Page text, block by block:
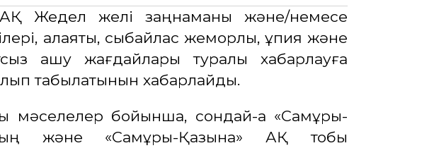
АҚ Жедел желі заңнаманы және/немесе
алаяқтық, сыбайлас жемқорлық, құпия және
ашу жағдайлары туралы хабарлауға
табылатынын хабарлайды.
мәселелер бойынша, сондай-ақ «Самұрық-
және «Самұрық-Қазына» АҚ тобы